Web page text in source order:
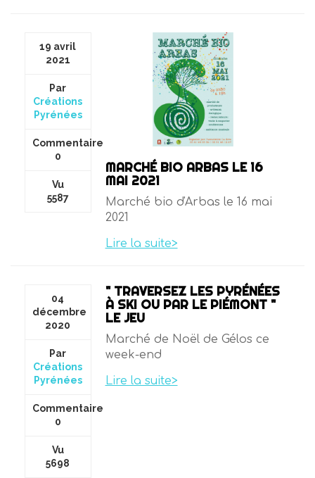
19 avril
2021
Par
Créations
Pyrénées
Commentaire
0
Vu
5587
MARCHÉ BIO ARBAS LE 16
MAI 2021
Marché bio d'Arbas le 16 mai
2021
Lire la suite>
04
décembre
2020
Par
Créations
Pyrénées
Commentaire
0
Vu
5698
" TRAVERSEZ LES PYRÉNÉES
À SKI OU PAR LE PIÉMONT "
LE JEU
Marché de Noël de Gélos ce
week-end
Lire la suite>